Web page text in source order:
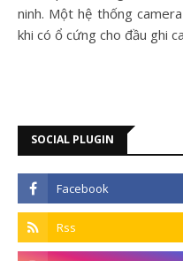
ninh. Một hệ thống
khi có ổ cứng cho đầu ghi
SOCIAL PLUGIN